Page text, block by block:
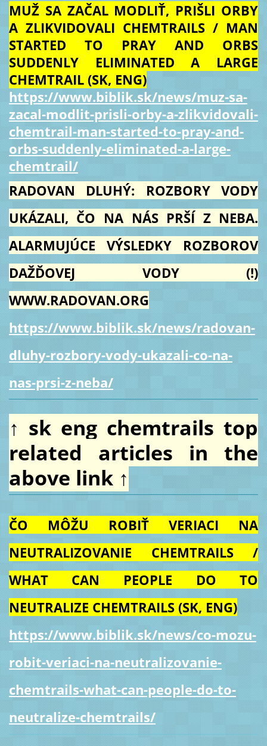
MUŽ SA ZAČAL MODLIŤ, PRIŠLI ORBY
A ZLIKVIDOVALI CHEMTRAILS / MAN
STARTED TO PRAY AND ORBS
SUDDENLY ELIMINATED A LARGE
CHEMTRAIL (SK, ENG)
https://www.biblik.sk/news/muz-sa-
zacal-modlit-prisli-orby-a-zlikvidovali-
chemtrail-man-started-to-pray-and-
orbs-suddenly-eliminated-a-large-
chemtrail/
RADOVAN DLUHÝ: ROZBORY VODY
UKÁZALI, ČO NA NÁS PRŠÍ Z NEBA.
ALARMUJÚCE VÝSLEDKY ROZBOROV
DAŽĎOVEJ VODY (!)
WWW.RADOVAN.ORG
https://www.biblik.sk/news/radovan-
dluhy-rozbory-vody-ukazali-co-na-
nas-prsi-z-neba/
↑ sk eng chemtrails top
related articles in the
above link ↑
ČO MÔŽU ROBIŤ VERIACI NA
NEUTRALIZOVANIE CHEMTRAILS /
WHAT CAN PEOPLE DO TO
NEUTRALIZE CHEMTRAILS (SK, ENG)
https://www.biblik.sk/news/co-mozu-
robit-veriaci-na-neutralizovanie-
chemtrails-what-can-people-do-to-
neutralize-chemtrails/